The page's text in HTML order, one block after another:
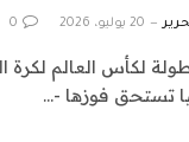
20 يوليو، 2026 0
لكأس العالم
تستحق فوزها -…